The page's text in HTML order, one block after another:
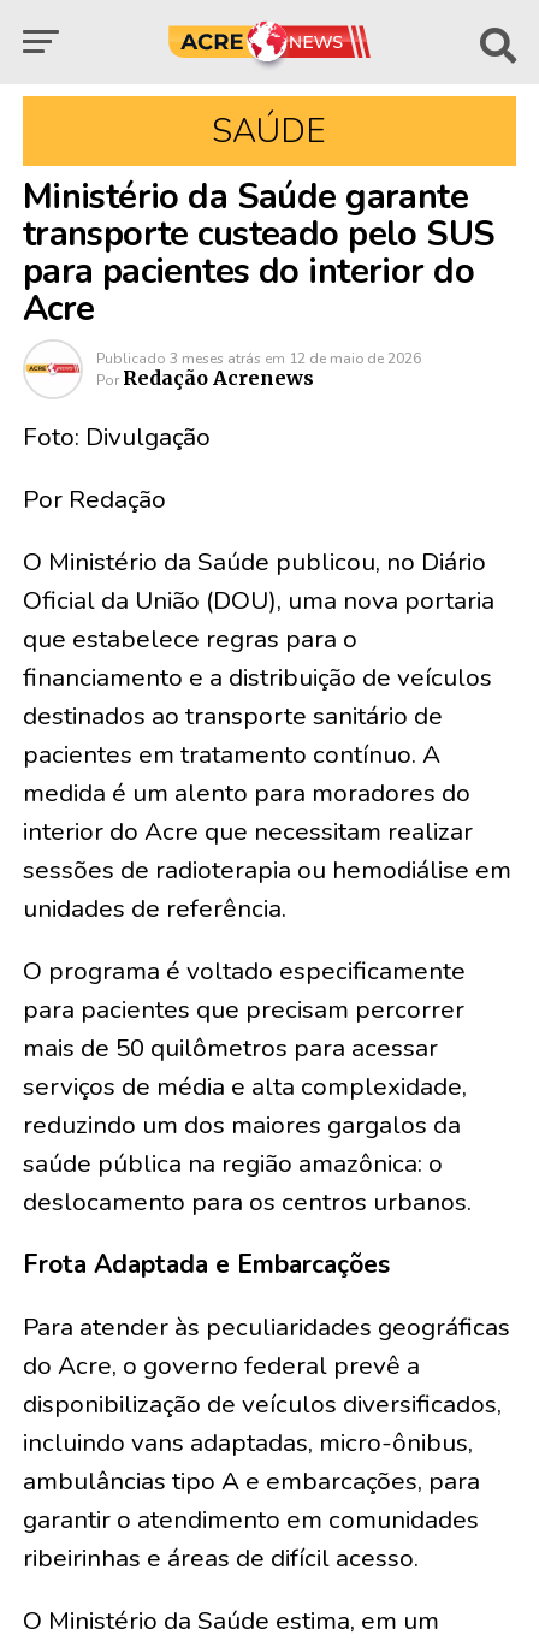
SAÚDE
Ministério da Saúde garante
transporte custeado pelo SUS
para pacientes do interior do
Acre
Publicado 3 meses atrás em 12 de maio de 2026
Por Redação Acrenews
Foto: Divulgação
Por Redação
O Ministério da Saúde publicou, no Diário
Oficial da União (DOU), uma nova portaria
que estabelece regras para o
financiamento e a distribuição de veículos
destinados ao transporte sanitário de
pacientes em tratamento contínuo. A
medida é um alento para moradores do
interior do Acre que necessitam realizar
sessões de radioterapia ou hemodiálise em
unidades de referência.
O programa é voltado especificamente
para pacientes que precisam percorrer
mais de 50 quilômetros para acessar
serviços de média e alta complexidade,
reduzindo um dos maiores gargalos da
saúde pública na região amazônica: o
deslocamento para os centros urbanos.
Frota Adaptada e Embarcações
Para atender às peculiaridades geográficas
do Acre, o governo federal prevê a
disponibilização de veículos diversificados,
incluindo vans adaptadas, micro-ônibus,
ambulâncias tipo A e embarcações, para
garantir o atendimento em comunidades
ribeirinhas e áreas de difícil acesso.
O Ministério da Saúde estima, em um